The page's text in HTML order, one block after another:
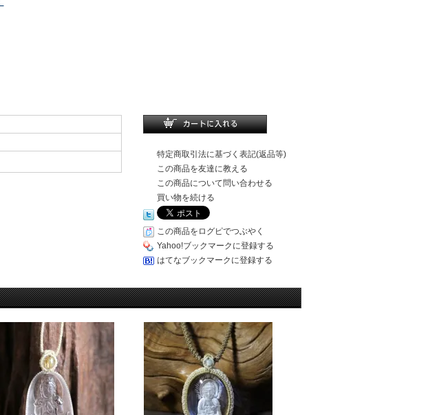
特定商取引法に基づく表記(返品等)
この商品を友達に教える
この商品について問い合わせる
買い物を続ける
この商品をログピでつぶやく
Yahoo!ブックマークに登録する
はてなブックマークに登録する